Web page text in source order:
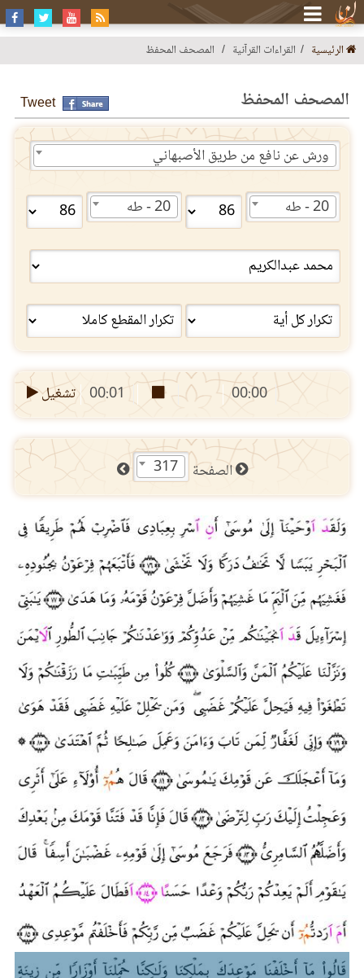
الرئيسية القراءات القرآنية المصحف المحفظ
المصحف المحفظ Tweet
ورش عن نافع من طريق الأصبهاني
20 - طه 20 - طه
00:00
00:01 تشغيل
الصفحة 317